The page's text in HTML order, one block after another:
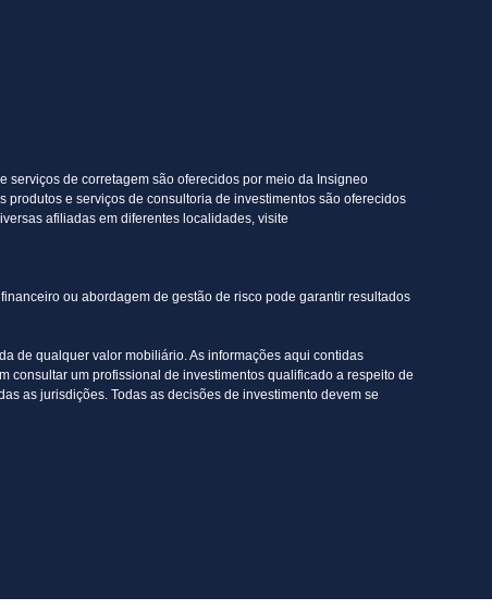
serviços de corretagem são oferecidos por meio da Insigneo
produtos e serviços de consultoria de investimentos são oferecidos
afiliadas em diferentes localidades, visite
ou abordagem de gestão de risco pode garantir resultados
de qualquer valor mobiliário. As informações aqui contidas
consultar um profissional de investimentos qualificado a respeito de
as jurisdições. Todas as decisões de investimento devem se